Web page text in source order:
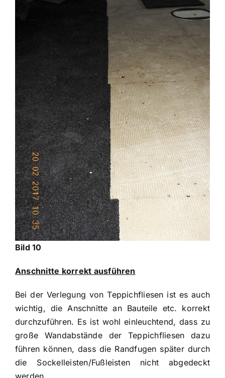
Bild 10
Anschnitte korrekt ausführen
Bei der Verlegung von Teppichfliesen ist es auch
wichtig, die Anschnitte an Bauteile etc. korrekt
durchzuführen. Es ist wohl einleuchtend, dass zu
große Wandabstände der Teppichfliesen dazu
führen können, dass die Randfugen später durch
die Sockelleisten/Fußleisten nicht abgedeckt